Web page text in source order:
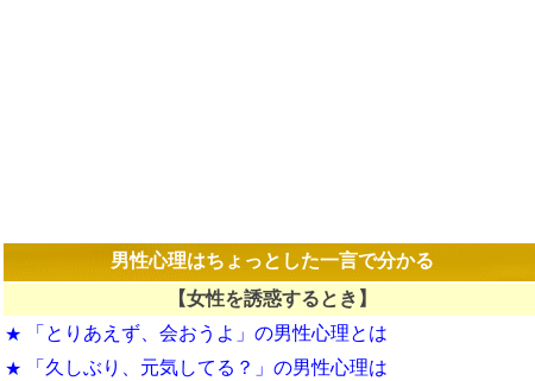
男性心理はちょっとした一言で分かる
【女性を誘惑するとき】
★
「とりあえず、会おうよ」の男性心理とは
★
「久しぶり、元気してる？」の男性心理は